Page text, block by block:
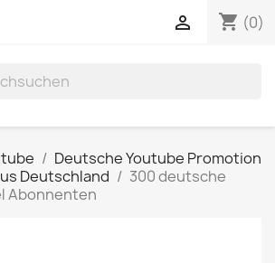
shopping_cart (0)

Deutsche Youtube Promotion
Deutschland
300 deutsche
Abonnenten